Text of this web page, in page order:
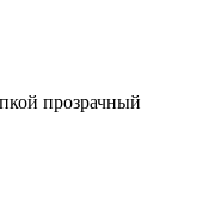
прозрачный